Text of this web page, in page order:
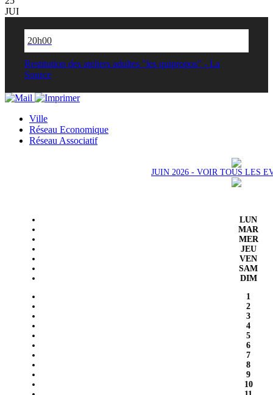
JUI
20h00
Restitution des ateliers adultes "les quipropos" - La
Source
Ville
Réseau Economique
Réseau Associatif
JUIN 2026 - VOIR TOUS LES
LUN
MAR
MER
JEU
VEN
SAM
DIM
1
2
3
4
5
6
7
8
9
10